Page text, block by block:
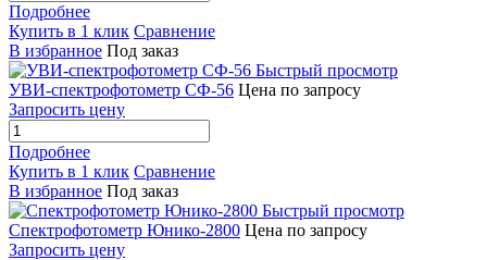
Подробнее
Купить в 1 клик Сравнение
В избранное Под заказ
Быстрый просмотр
УВИ-спектрофотометр СФ-56 Цена по запросу
Запросить цену
Подробнее
Купить в 1 клик Сравнение
В избранное Под заказ
Быстрый просмотр
Спектрофотометр Юнико-2800 Цена по запросу
Запросить цену